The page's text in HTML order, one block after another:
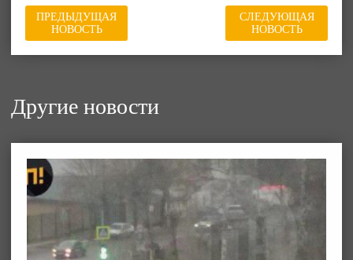
ПРЕДЫДУЩАЯ
НОВОСТЬ
СЛЕДУЮЩАЯ
НОВОСТЬ
Другие новости